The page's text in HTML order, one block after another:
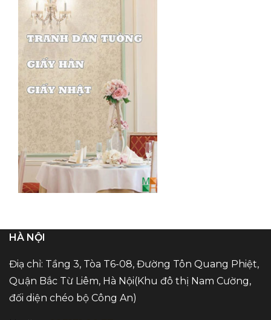
HÀ NỘI
Điạ chỉ: Tầng 3, Tòa T6-08, Đường Tôn Quang Phiệt,
Quận Bắc Từ Liêm, Hà Nội(Khu đô thị Nam Cường,
đối diện chéo bộ Công An)